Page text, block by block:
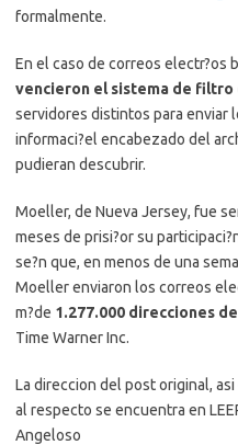
formalmente.
En el caso de correos electr?os
vencieron el sistema de filtro
servidores distintos para enviar
informaci?el encabezado del
pudieran descubrir.
Moeller, de Nueva Jersey, fue
meses de prisi?or su
se?n que, en menos de una
Moeller enviaron los correos
m?de 1.277.000 direcciones
Time Warner Inc.
La direccion del post original,
al respecto se encuentra en
Angeloso